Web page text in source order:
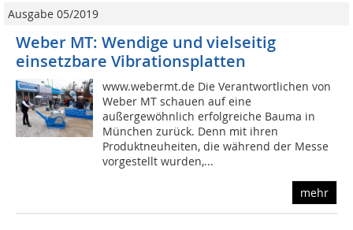
Ausgabe 05/2019
Weber MT: Wendige und vielseitig
einsetzbare Vibrationsplatten
www.webermt.de Die Verantwortlichen von
Weber MT schauen auf eine
außergewöhnlich erfolgreiche Bauma in
München zurück. Denn mit ihren
Produktneuheiten, die während der Messe
vorgestellt wurden,...
mehr